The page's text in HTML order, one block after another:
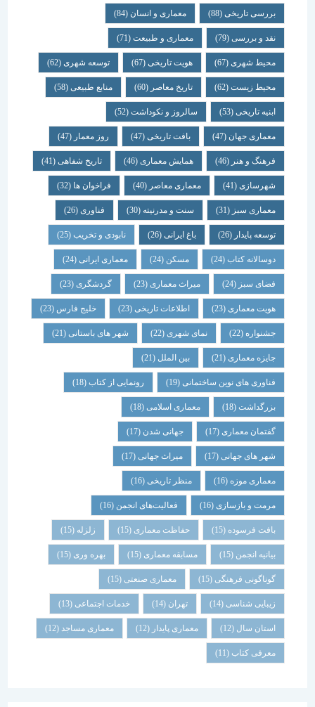
بررسی تاریخی (88) معماری و انسان (84)
نقد و بررسی (79) معماری و طبیعت (71)
محیط شهری(67) هویت تاریخی(67) توسعه شهری(62)
محیط زیست(62) تاریخ معاصر(60) منابع طبیعی(58)
ابنیه تاریخی(53) سالروز و نکوداشت(52)
معماری جهان (47) بافت تاریخی(47) روز معمار(47)
فرهنگ و هنر(46) همایش معماری (46) تاریخ شفاهی (41)
شهرسازی(41) معماری معاصر(40) فراخوان ها (32)
معماری سبز(31) سنت و مدرنیته(30) فناوری (26)
توسعه پایدار(26) باغ ایرانی(26) نابودی و تخریب(25)
دوسالانه کتاب(24) مسکن (24) معماری ایرانی(24)
فضای سبز(24) میراث معماری (23) گردشگری (23)
هویت معماری (23) اطلاعات تاریخی(23) خلیج فارس(23)
جشنواره(22) نمای شهری(22) شهر های باستانی (21)
جایزه معماری (21) بین الملل(21)
فناوری های نوین ساختمانی(19) رونمایی از کتاب (18)
بزرگداشت (18) معماری اسلامی(18)
گفتمان معماری (17) جهانی شدن(17)
شهر های جهانی(17) میراث جهانی(17)
معماری موزه(16) منظر تاریخی (16)
مرمت و بازسازی(16) فعالیت‌های انجمن(16)
بافت فرسوده (15) حفاظت معماری (15) زلزله
بیانیه انجمن(15) مسابقه معماری (15) بهره وری(15)
گوناگونی فرهنگی (15) معماری صنعتی(15)
زیبایی شناسی (14) تهران خدمات اجتماعی (13)
استان سال(12) معماری پایدار (12) معماری مساجد(12)
معرفی کتاب(11)